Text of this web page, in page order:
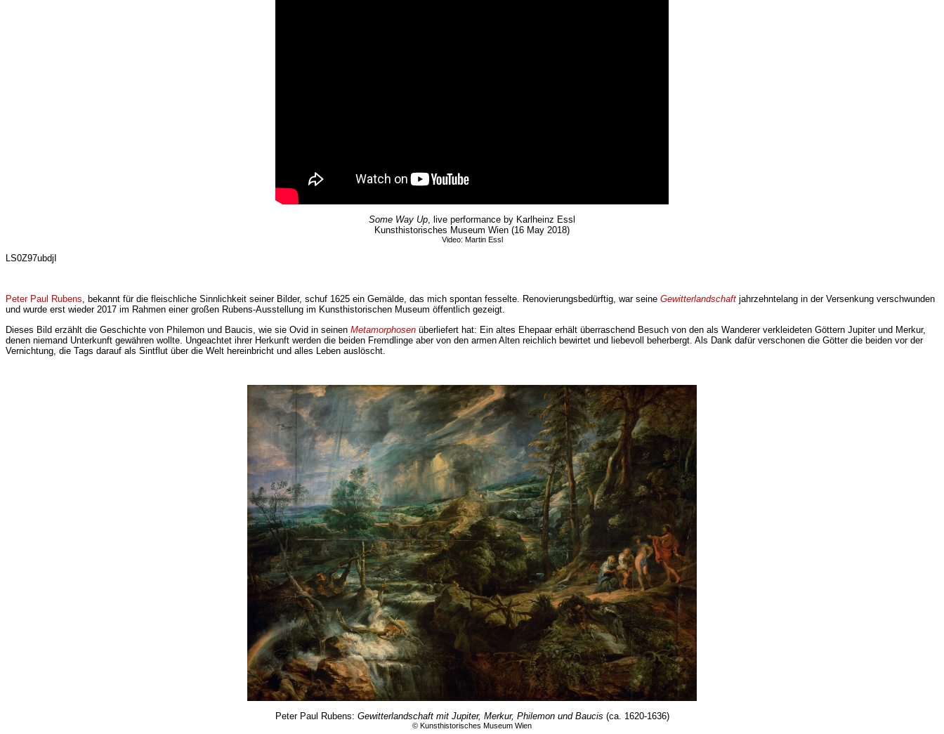
Some Way Up , live performance by Karlheinz Essl
Kunsthistorisches Museum Wien (16 May 2018)
Video: Martin Essl
LS0Z97ubdjI
Peter Paul Rubens, bekannt für die fleischliche Sinnlichkeit seiner Bilder, schuf 1625 ein Gemälde, das mich spontan fesselte. Renovierungsbedürftig, war seine Gewitterlandschaft jahrzehntelang in der Versenkung verschwunden
und wurde erst wieder 2017 im Rahmen einer großen Rubens-Ausstellung im Kunsthistorischen Museum öffentlich gezeigt.
Dieses Bild erzählt die Geschichte von Philemon und Baucis, wie sie Ovid in seinen Metamorphosen überliefert hat: Ein altes Ehepaar erhält überraschend Besuch von den als Wanderer verkleideten Göttern Jupiter und Merkur,
denen niemand Unterkunft gewähren wollte. Ungeachtet ihrer Herkunft werden die beiden Fremdlinge aber von den armen Alten reichlich bewirtet und liebevoll beherbergt. Als Dank dafür verschonen die Götter die beiden vor der
Vernichtung, die Tags darauf als Sintflut über die Welt hereinbricht und alles Leben auslöscht.
Peter Paul Rubens: Gewitterlandschaft mit Jupiter, Merkur, Philemon und Baucis (ca. 1620-1636)
© Kunsthistorisches Museum Wien